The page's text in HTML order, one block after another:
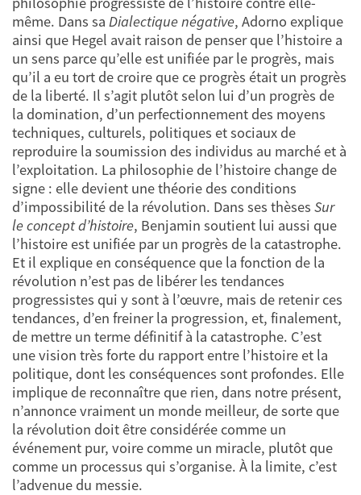
même. Dans sa Dialectique négative, Adorno explique
ainsi que Hegel avait raison de penser que l’histoire a
un sens parce qu’elle est unifiée par le progrès, mais
qu’il a eu tort de croire que ce progrès était un progrès
de la liberté. Il s’agit plutôt selon lui d’un progrès de
la domination, d’un perfectionnement des moyens
techniques, culturels, politiques et sociaux de
reproduire la soumission des individus au marché et à
l’exploitation. La philosophie de l’histoire change de
signe : elle devient une théorie des conditions
d’impossibilité de la révolution. Dans ses thèses Sur
le concept d’histoire, Benjamin soutient lui aussi que
l’histoire est unifiée par un progrès de la catastrophe.
Et il explique en conséquence que la fonction de la
révolution n’est pas de libérer les tendances
progressistes qui y sont à l’œuvre, mais de retenir ces
tendances, d’en freiner la progression, et, finalement,
de mettre un terme définitif à la catastrophe. C’est
une vision très forte du rapport entre l’histoire et la
politique, dont les conséquences sont profondes. Elle
implique de reconnaître que rien, dans notre présent,
n’annonce vraiment un monde meilleur, de sorte que
la révolution doit être considérée comme un
événement pur, voire comme un miracle, plutôt que
comme un processus qui s’organise. À la limite, c’est
l’advenue du messie.